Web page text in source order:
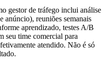
gestor de tráfego inclui análise
anúncio), reuniões semanais
aprendizado, testes A/B
seu time comercial para
atendido. Não é só